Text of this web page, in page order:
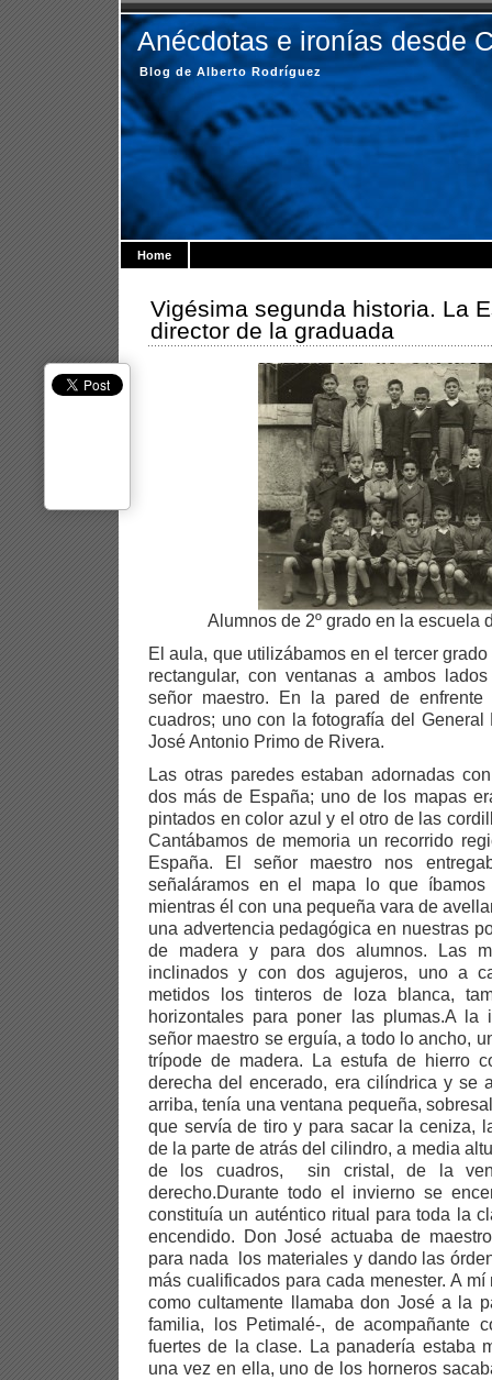
Anécdotas e ironías desde
Blog de Alberto Rodríguez
Home
Vigésima segunda historia. La
director de la graduada
Alumnos de 2º grado en la escuela
El aula, que utilizábamos en el tercer
rectangular, con ventanas a ambos
señor maestro. En la pared de
cuadros; uno con la fotografía del
José Antonio Primo de Rivera.
Las otras paredes estaban adornadas
dos más de España; uno de los mapas
pintados en color azul y el otro de las
Cantábamos de memoria un recorrido
España. El señor maestro nos
señaláramos en el mapa lo que
mientras él con una pequeña vara de
una advertencia pedagógica en nuestras
de madera y para dos alumnos. Las
inclinados y con dos agujeros, uno a
metidos los tinteros de loza blanca,
horizontales para poner las plumas.A
señor maestro se erguía, a todo lo ancho,
trípode de madera. La estufa de hierro
derecha del encerado, era cilíndrica y se
arriba, tenía una ventana pequeña,
que servía de tiro y para sacar la ceniza,
de la parte de atrás del cilindro, a media
de los cuadros, sin cristal, de la
derecho.Durante todo el invierno se
constituía un auténtico ritual para toda la
encendido. Don José actuaba de
para nada los materiales y dando las
más cualificados para cada menester. A
como cultamente llamaba don José a la
familia, los Petimalé-, de acompañante
fuertes de la clase. La panadería estaba
una vez en ella, uno de los horneros